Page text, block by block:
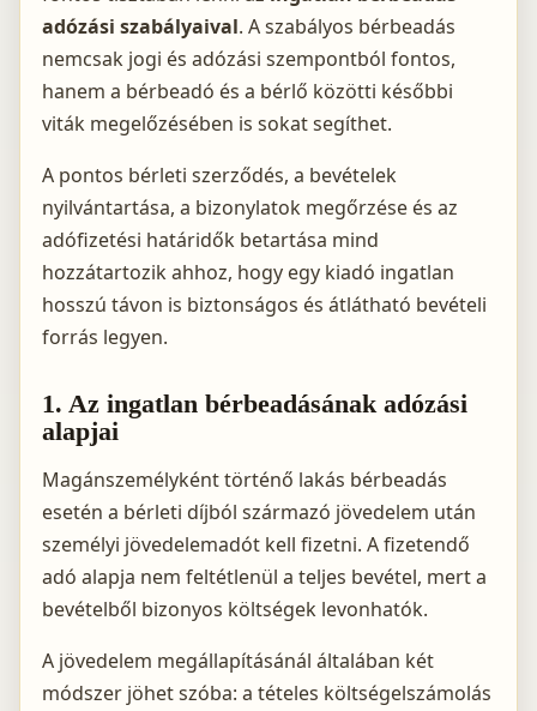
adózási szabályaival. A szabályos bérbeadás
nemcsak jogi és adózási szempontból fontos,
hanem a bérbeadó és a bérlő közötti későbbi
viták megelőzésében is sokat segíthet.
A pontos bérleti szerződés, a bevételek
nyilvántartása, a bizonylatok megőrzése és az
adófizetési határidők betartása mind
hozzátartozik ahhoz, hogy egy kiadó ingatlan
hosszú távon is biztonságos és átlátható bevételi
forrás legyen.
1. Az ingatlan bérbeadásának adózási
alapjai
Magánszemélyként történő lakás bérbeadás
esetén a bérleti díjból származó jövedelem után
személyi jövedelemadót kell fizetni. A fizetendő
adó alapja nem feltétlenül a teljes bevétel, mert a
bevételből bizonyos költségek levonhatók.
A jövedelem megállapításánál általában két
módszer jöhet szóba: a tételes költségelszámolás